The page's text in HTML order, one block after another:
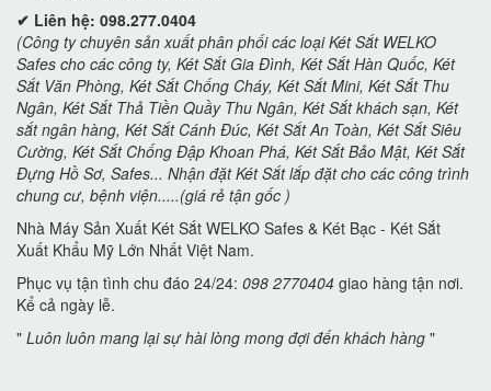
✔ Liên hệ: 098.277.0404
(Công ty chuyên sản xuất phân phối các loại Két Sắt WELKO
Safes cho các công ty, Két Sắt Gia Đình, Két Sắt Hàn Quốc, Két
Sắt Văn Phòng, Két Sắt Chống Cháy, Két Sắt Mini, Két Sắt Thu
Ngân, Két Sắt Thả Tiền Quầy Thu Ngân, Két Sắt khách sạn, Két
sắt ngân hàng, Két Sắt Cánh Đúc, Két Sắt An Toàn, Két Sắt Siêu
Cường, Két Sắt Chống Đập Khoan Phá, Két Sắt Bảo Mật, Két Sắt
Đựng Hồ Sơ, Safes... Nhận đặt Két Sắt lắp đặt cho các công trình
chung cư, bệnh viện.....(giá rẻ tận gốc )
Nhà Máy Sản Xuất Két Sắt WELKO Safes & Két Bạc - Két Sắt
Xuất Khẩu Mỹ Lớn Nhất Việt Nam.
Phục vụ tận tình chu đáo 24/24: 098 2770404 giao hàng tận nơi.
Kể cả ngày lễ.
" Luôn luôn mang lại sự hài lòng mong đợi đến khách hàng "